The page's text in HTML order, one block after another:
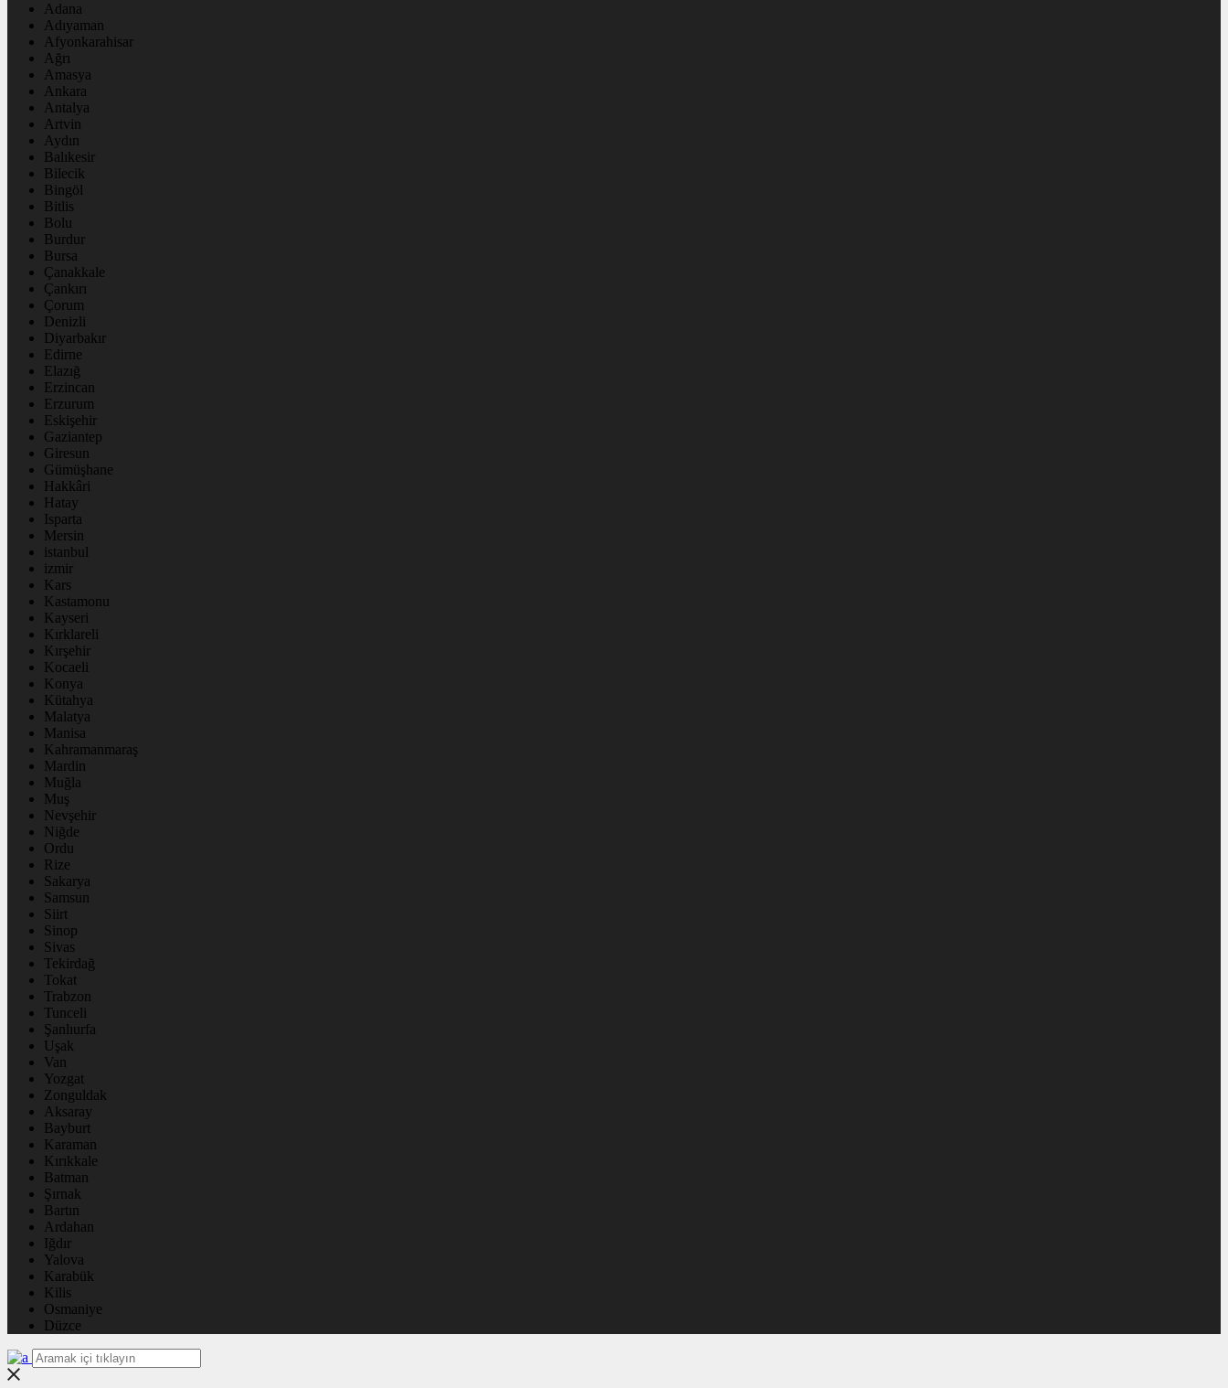
Adana
Adıyaman
Afyonkarahisar
Ağrı
Amasya
Ankara
Antalya
Artvin
Aydın
Balıkesir
Bilecik
Bingöl
Bitlis
Bolu
Burdur
Bursa
Çanakkale
Çankırı
Çorum
Denizli
Diyarbakır
Edirne
Elazığ
Erzincan
Erzurum
Eskişehir
Gaziantep
Giresun
Gümüşhane
Hakkâri
Hatay
Isparta
Mersin
istanbul
izmir
Kars
Kastamonu
Kayseri
Kırklareli
Kırşehir
Kocaeli
Konya
Kütahya
Malatya
Manisa
Kahramanmaraş
Mardin
Muğla
Muş
Nevşehir
Niğde
Ordu
Rize
Sakarya
Samsun
Siirt
Sinop
Sivas
Tekirdağ
Tokat
Trabzon
Tunceli
Şanlıurfa
Uşak
Van
Yozgat
Zonguldak
Aksaray
Bayburt
Karaman
Kırıkkale
Batman
Şırnak
Bartın
Ardahan
Iğdır
Yalova
Karabük
Kilis
Osmaniye
Düzce